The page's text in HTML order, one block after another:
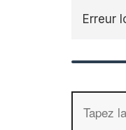
Erreur